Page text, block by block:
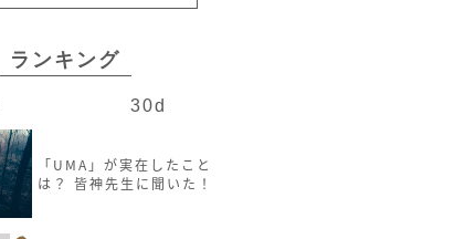
ランキング
30d
「UMA」が実在したこと
は？ 皆神先生に聞いた！